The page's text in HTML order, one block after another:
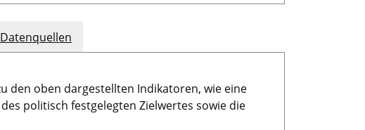
Datenquellen
den oben dargestellten Indikatoren, wie eine
politisch festgelegten Zielwertes sowie die